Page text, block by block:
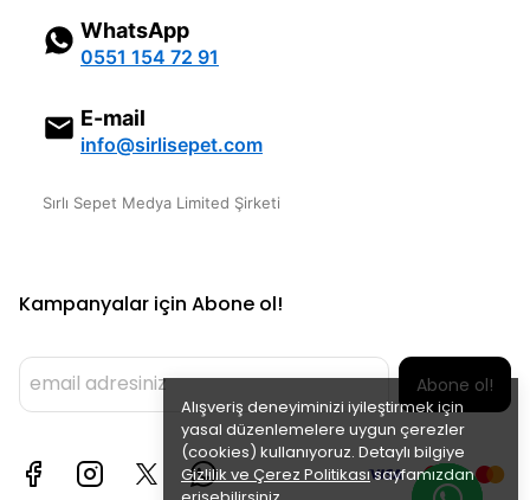
Alışveriş deneyiminizi iyileştirmek için
yasal düzenlemelere uygun çerezler
(cookies) kullanıyoruz. Detaylı bilgiye
Gizlilik ve Çerez Politikasısayfamızdan
WhatsApp
0551 154 72 91
E-mail
info@sirlisepet.com
Sırlı Sepet Medya Limited Şirketi
Kampanyalar için Abone ol!
Abone ol!